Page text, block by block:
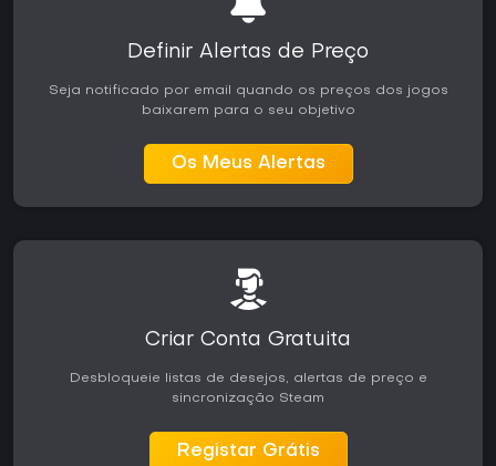
Definir Alertas de Preço
Seja notificado por email quando os preços dos jogos
baixarem para o seu objetivo
Os Meus Alertas
Criar Conta Gratuita
Desbloqueie listas de desejos, alertas de preço e
sincronização Steam
Registar Grátis